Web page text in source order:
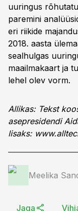
uuringus
paremini
eri riikide
2018. aasta
sealhulgas
maailmakaart ja
lehel olev vorm.
Allikas: Tekst
asepresidendi
lisaks:
Meelika
Jaga